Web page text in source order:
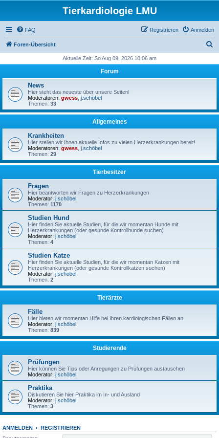
Tierkardiologie LMU
FAQ Anmelden
Registrieren
Foren-Übersicht
h
Aktuelle Zeit: So Aug 09, 2026 10:06 am
Forum
News
Hier steht das neueste über unsere Seiten!
Moderatoren: gwess j.schöbel
Themen: 33
Allgemeines
Krankheiten
Hier stellen wir Ihnen aktuelle Infos zu vielen Herzerkrankungen bereit!
Moderatoren: gwess j.schöbel
Themen: 29
Tierbesitzer
Fragen
Hier beantworten wir Fragen zu Herzerkrankungen
Moderator: j.schöbel
Themen: 1170
Studien Hund
Hier finden Sie aktuelle Studien, für die wir momentan Hunde mit
Herzerkrankungen (oder gesunde Kontrollhunde suchen)
Moderator: j.schöbel
Themen: 4
Studien Katze
Hier finden Sie aktuelle Studien, für die wir momentan Katzen mit
Herzerkrankungen (oder gesunde Kontrollkatzen suchen)
Moderator: j.schöbel
Themen: 2
Tierärzte
Fälle
Hier bieten wir momentan Hilfe bei Ihren kardiologischen Fällen an
Moderator: j.schöbel
Themen: 839
Studierende
Prüfungen
Hier können Sie Tips oder Anregungen zu Prüfungen austauschen
Moderator: j.schöbel
Praktika
Diskutieren Sie hier Praktika im In- und Ausland
Moderator: j.schöbel
Themen: 3
ANMELDEN • REGISTRIEREN